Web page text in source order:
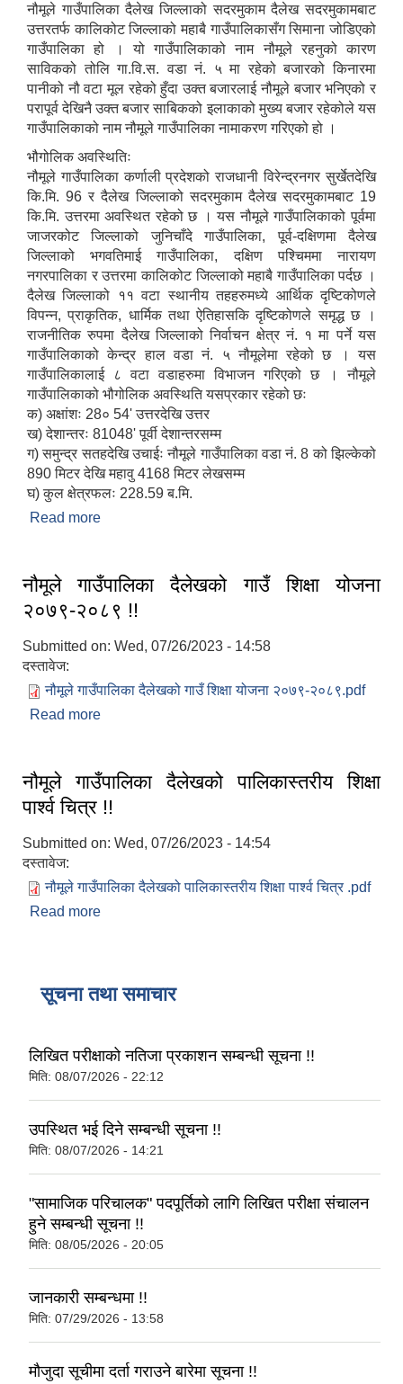
नौमूले गाउँपालिका दैलेख जिल्लाको सदरमुकाम दैलेख सदरमुकामबाट
उत्तरतर्फ कालिकोट जिल्लाको महाबै गाउँपालिकासँग सिमाना जोडिएको
गाउँपालिका हो । यो गाउँपालिकाको नाम नौमूले रहनुको कारण
साविकको तोलि गा.वि.स. वडा नं. ५ मा रहेको बजारको किनारमा
पानीको नौ वटा मूल रहेको हुँदा उक्त बजारलाई नौमूले बजार भनिएको र
परापूर्व देखिनै उक्त बजार साबिकको इलाकाको मुख्य बजार रहेकोले यस
गाउँपालिकाको नाम नौमूले गाउँपालिका नामाकरण गरिएको हो ।
भौगोलिक अवस्थितिः
नौमूले गाउँपालिका कर्णाली प्रदेशको राजधानी विरेन्द्रनगर सुर्खेतदेखि
कि.मि. 96 र दैलेख जिल्लाको सदरमुकाम दैलेख सदरमुकामबाट 19
कि.मि. उत्तरमा अवस्थित रहेको छ । यस नौमूले गाउँपालिकाको पूर्वमा
जाजरकोट जिल्लाको जुनिचाँदे गाउँपालिका, पूर्व-दक्षिणमा दैलेख
जिल्लाको भगवतिमाई गाउँपालिका, दक्षिण पश्चिममा नारायण
नगरपालिका र उत्तरमा कालिकोट जिल्लाको महाबै गाउँपालिका पर्दछ ।
दैलेख जिल्लाको ११ वटा स्थानीय तहहरुमध्ये आर्थिक दृष्टिकोणले
विपन्‍न, प्राकृतिक, धार्मिक तथा ऐतिहासकि दृष्टिकोणले समृद्ध छ ।
राजनीतिक रुपमा दैलेख जिल्लाको निर्वाचन क्षेत्र नं. १ मा पर्ने यस
गाउँपालिकाको केन्द्र हाल वडा नं. ५ नौमूलेमा रहेको छ । यस
गाउँपालिकालाई ८ वटा वडाहरुमा विभाजन गरिएको छ । नौमूले
गाउँपालिकाको भौगोलिक अवस्थिति यसप्रकार रहेको छः
क) अक्षांशः 28० 54' उत्तरदेखि उत्तर
ख) देशान्तरः 81048' पूर्वी देशान्तरसम्म
ग) समुन्द्र सतहदेखि उचाईः नौमूले गाउँपालिका वडा नं. 8 को झिल्केको
890 मिटर देखि महावु 4168 मिटर लेखसम्म
घ) कुल क्षेत्रफलः 228.59 ब.मि.
Read more
नौमूले गाउँपालिका दैलेखको गाउँ शिक्षा योजना
२०७९-२०८९ !!
Submitted on: Wed, 07/26/2023 - 14:58
दस्तावेज:
नौमूले गाउँपालिका दैलेखको गाउँ शिक्षा योजना २०७९-२०८९.pdf
Read more
नौमूले गाउँपालिका दैलेखको पालिकास्तरीय शिक्षा
पार्श्व चित्र !!
Submitted on: Wed, 07/26/2023 - 14:54
दस्तावेज:
नौमूले गाउँपालिका दैलेखको पालिकास्तरीय शिक्षा पार्श्व चित्र .pdf
Read more
सूचना तथा समाचार
लिखित परीक्षाको नतिजा प्रकाशन सम्बन्धी सूचना !!
मिति: 08/07/2026 - 22:12
उपस्थित भई दिने सम्बन्धी सूचना !!
मिति: 08/07/2026 - 14:21
"सामाजिक परिचालक" पदपूर्तिको लागि लिखित परीक्षा संचालन
हुने सम्बन्धी सूचना !!
मिति: 08/05/2026 - 20:05
जानकारी सम्बन्धमा !!
मिति: 07/29/2026 - 13:58
मौजुदा सूचीमा दर्ता गराउने बारेमा सूचना !!